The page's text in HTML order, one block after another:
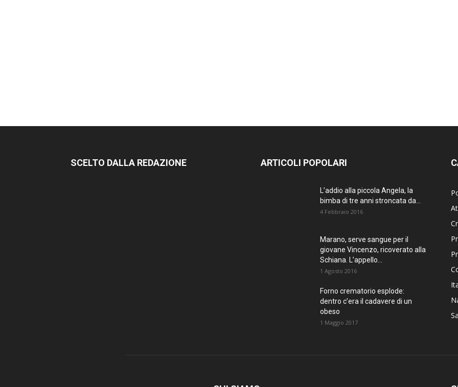
SCELTO DALLA REDAZIONE ARTICOLI POPOLARI
L’addio alla piccola Angela, la
bimba di tre anni stroncata da...
4 Febbraio 2016
Marano, serve sangue per il
giovane Vincenzo, ricoverato alla
Schiana. L’appello...
1 Agosto 2016
Forno crematorio esplode:
dentro c’era il cadavere di un
obeso
1 Maggio 2017